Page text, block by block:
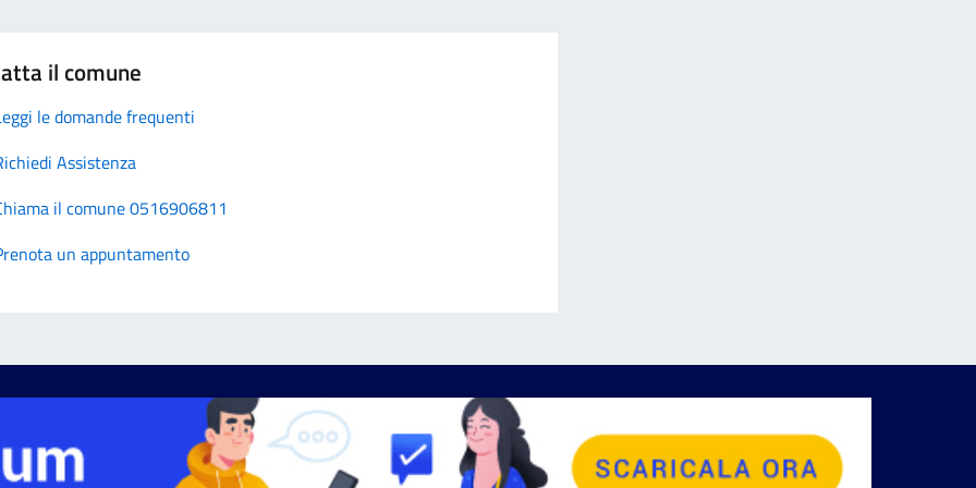
il comune
le domande frequenti
Assistenza
il comune 0516906811
un appuntamento